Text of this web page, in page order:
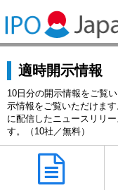
適時開示情報
10日分の開示情報をご覧
示情報をご覧いただけま
に配信したニュースリリ
す。（10社／無料）